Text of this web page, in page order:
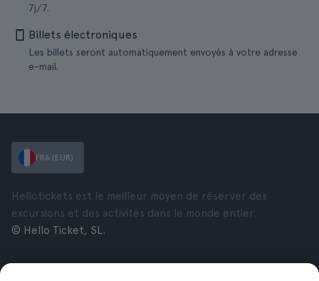
7j/7.
Billets électroniques
Les billets seront automatiquement envoyés à votre adresse
e-mail.
FRA (EUR)
Hellotickets est le meilleur moyen de réserver des
excursions et des activités dans le monde entier.
© Hello Ticket, SL.